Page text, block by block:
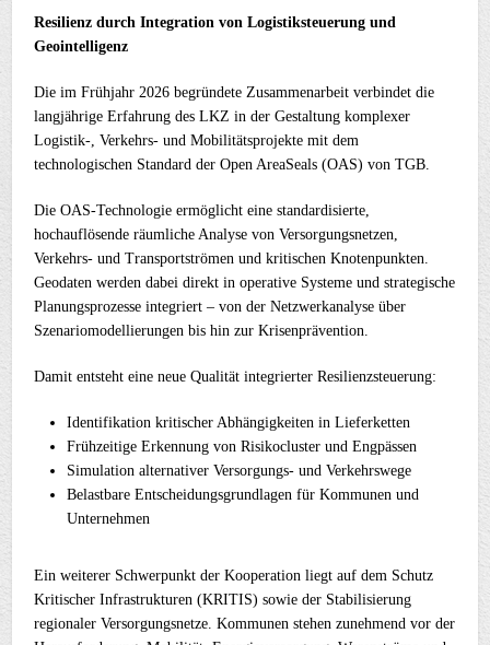
Resilienz durch Integration von Logistiksteuerung und
Geointelligenz
Die im Frühjahr 2026 begründete Zusammenarbeit verbindet die
langjährige Erfahrung des LKZ in der Gestaltung komplexer
Logistik-, Verkehrs- und Mobilitätsprojekte mit dem
technologischen Standard der Open AreaSeals (OAS) von TGB.
Die OAS-Technologie ermöglicht eine standardisierte,
hochauflösende räumliche Analyse von Versorgungsnetzen,
Verkehrs- und Transportströmen und kritischen Knotenpunkten.
Geodaten werden dabei direkt in operative Systeme und strategische
Planungsprozesse integriert – von der Netzwerkanalyse über
Szenariomodellierungen bis hin zur Krisenprävention.
Damit entsteht eine neue Qualität integrierter Resilienzsteuerung:
Identifikation kritischer Abhängigkeiten in Lieferketten
Frühzeitige Erkennung von Risikocluster und Engpässen
Simulation alternativer Versorgungs- und Verkehrswege
Belastbare Entscheidungsgrundlagen für Kommunen und
Unternehmen
Ein weiterer Schwerpunkt der Kooperation liegt auf dem Schutz
Kritischer Infrastrukturen (KRITIS) sowie der Stabilisierung
regionaler Versorgungsnetze. Kommunen stehen zunehmend vor der